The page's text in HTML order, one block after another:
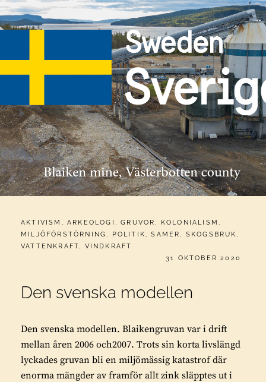
CATEGORIES:
AKTIVISM ,ARKEOLOGI ,GRUVOR , KOLONIALISM ,
MILJÖFÖRSTÖRNING , POLITIK ,SAMER , SKOGSBRUK ,
VATTENKRAFT, VINDKRAFT
PUBLICERAT
31 OKTOBER 2020
Den svenska modellen
Den svenska modellen. Blaikengruvan var i drift
mellan åren 2006 och2007. Trots sin korta livslängd
lyckades gruvan bli en miljömässig katastrof där
enorma mängder av framför allt zink släpptes ut i